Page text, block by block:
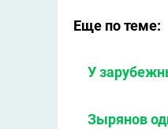
Еще по теме:
У
Зырянов